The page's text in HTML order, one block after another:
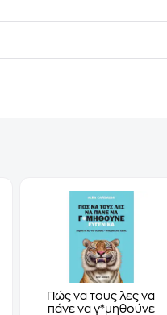
Πώς να τους λες να
πάνε να γ*μηθούνε